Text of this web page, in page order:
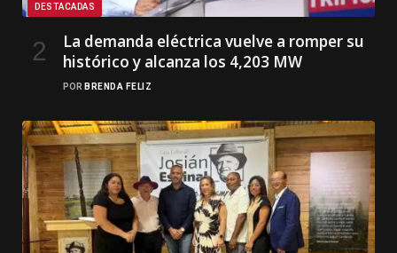
DESTACADAS
La demanda eléctrica vuelve a romper su
histórico y alcanza los 4,203 MW
POR BRENDA FELIZ